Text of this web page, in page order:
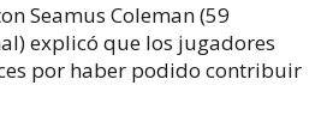
Seamus Coleman (59
explicó que los jugadores
por haber podido contribuir